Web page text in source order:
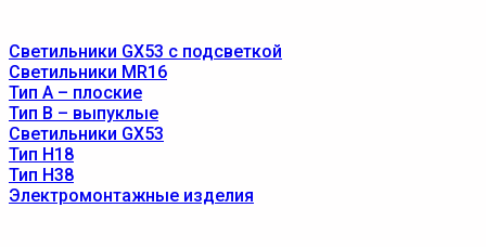
Светильники GX53 с подсветкой
Светильники MR16
Тип A – плоские
Тип B – выпуклые
Светильники GX53
Тип Н18
Тип Н38
Электромонтажные изделия